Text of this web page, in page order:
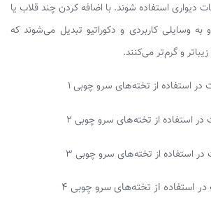
دیواری استفاده شوند. با اضافه کردن چند قلاب یا
وسایلی کاربردی و دکوراتیو تبدیل می‌شوند که
و گرم‌تر می‌کنند.